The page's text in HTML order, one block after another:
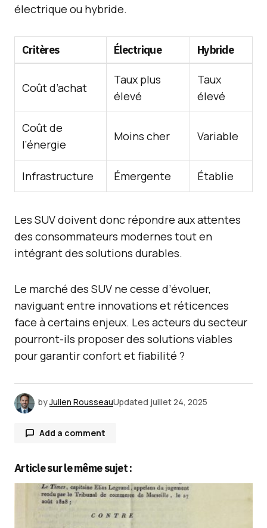
électrique ou hybride.
Critères Électrique Hybride
Coût d’achat
Taux plus
élevé
Taux
élevé
Coût de
l’énergie
Moins cher Variable
Infrastructure Émergente Établie
Les SUV doivent donc répondre aux attentes
des consommateurs modernes tout en
intégrant des solutions durables.
Le marché des SUV ne cesse d’évoluer,
naviguant entre innovations et réticences
face à certains enjeux. Les acteurs du secteur
pourront-ils proposer des solutions viables
pour garantir confort et fiabilité ?
byJulien RousseauUpdated juillet 24, 2025
Add a comment
Votre adresse e-mail ne sera pas publiée.Les
champs obligatoires sont indiqués avec
Article sur le même sujet :